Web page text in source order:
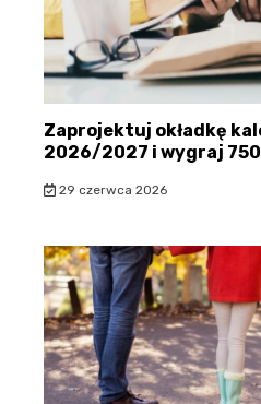
Zaprojektuj okładkę
2026/2027 i wygraj 750
29 czerwca 2026